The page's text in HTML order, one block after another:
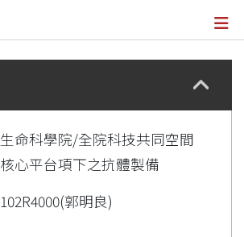
Details
生命科學院/全院科技共同空間
核心平台項下之抗體製備
102R4000(郭明良)